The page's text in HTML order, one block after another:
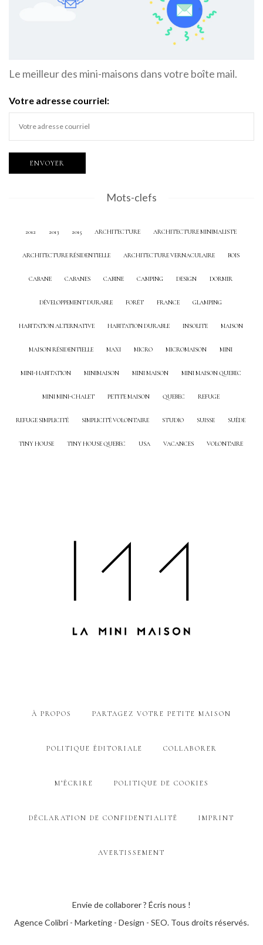
Le meilleur des mini-maisons dans votre boîte mail.
Votre adresse courriel:
Mots-clefs
2012 2013 2015 ARCHITECTURE ARCHITECTURE MINIMALISTE
ARCHITECTURE RÉSIDENTIELLE ARCHITECTURE VERNACULAIRE BOIS
CABANE CABANES CABINE CAMPING DESIGN DORMIR
DÉVELOPPEMENT DURABLE FORÊT FRANCE GLAMPING
HABITATION ALTERNATIVE HABITATION DURABLE INSOLITE MAISON
MAISON RÉSIDENTIELLE MAXI MICRO MICROMAISON MINI
MINI-HABITATION MINIMAISON MINI MAISON MINI MAISON QUEBEC
MINI MINI-CHALET PETITE MAISON QUEBEC REFUGE
REFUGE SIMPLICITÉ SIMPLICITÉ VOLONTAIRE STUDIO SUISSE SUÈDE
TINY HOUSE TINY HOUSE QUEBEC USA VACANCES VOLONTAIRE
À PROPOS PARTAGEZ VOTRE PETITE MAISON
POLITIQUE ÉDITORIALE COLLABORER
M’ÉCRIRE POLITIQUE DE COOKIES
DÉCLARATION DE CONFIDENTIALITÉ IMPRINT
AVERTISSEMENT
Envie de collaborer ? Écris nous !
Agence Colibri - Marketing - Design - SEO. Tous droits réservés.